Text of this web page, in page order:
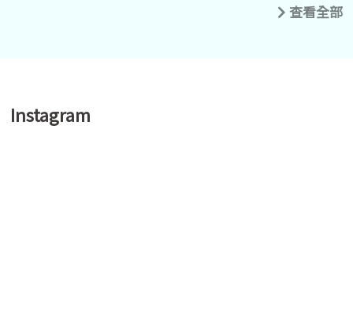
查看全部
Instagram